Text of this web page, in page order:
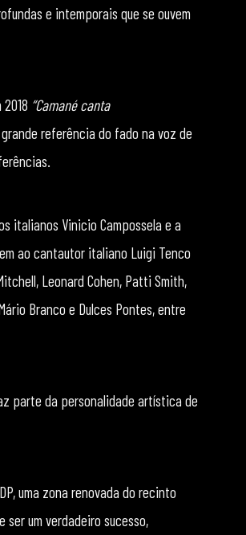
e intemporais que se ouvem
“Camané canta
referência do fado na voz de
italianos Vinicio Campossela e a
ao cantautor italiano Luigi Tenco
Leonard Cohen, Patti Smith,
Branco e Dulces Pontes, entre
parte da personalidade artística de
uma zona renovada do recinto
um verdadeiro sucesso,